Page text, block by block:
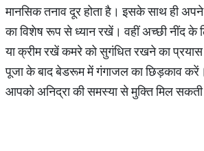
मानसिक तनाव दूर होता है। इसके साथ ही
का विशेष रूप से ध्यान रखें। वहीं अच्छी नींद के
या क्रीम रखें कमरे को सुगंधित रखने का
पूजा के बाद बेडरूम में गंगाजल का छिड़काव करें।
आपको अनिद्रा की समस्या से मुक्ति मिल